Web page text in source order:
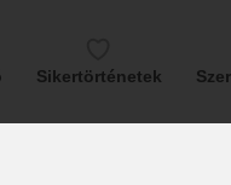
Sikertörténetek